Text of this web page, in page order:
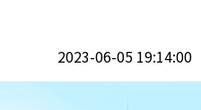
2023-06-05 19:14:00